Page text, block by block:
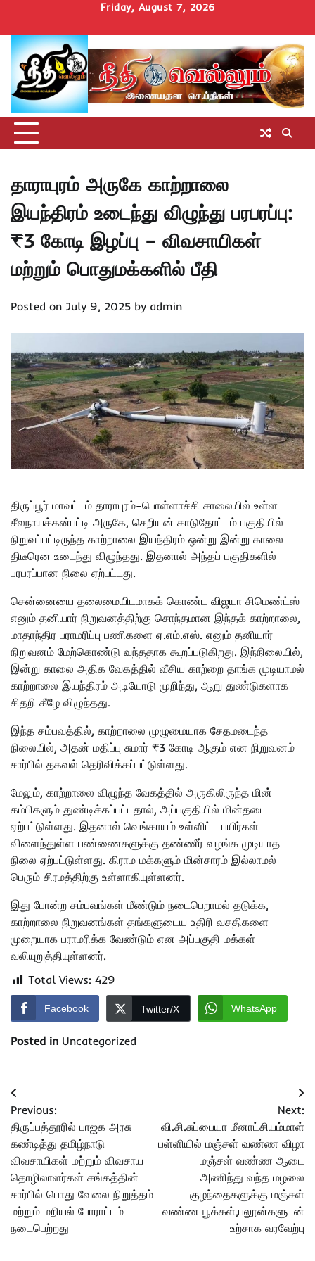
content
Friday, August 7, 2026
Homeசெய்திகள்
தமிழ்நாடுமாவட்டச்செய்திகள்
அரசியல்ஆன்மிகம்
சட்டம்
அறிவோம்
சினிமாUncategorized
தாராபுரம் அருகே காற்றாலை
இயந்திரம் உடைந்து விழுந்து பரபரப்பு:
₹3 கோடி இழப்பு – விவசாயிகள்
மற்றும் பொதுமக்களில் பீதி
Posted on July 9, 2025 by admin
திருப்பூர் மாவட்டம் தாராபுரம்–பொள்ளாச்சி சாலையில் உள்ள
சீலநாயக்கன்பட்டி அருகே, செறியன் காடுதோட்டம் பகுதியில்
நிறுவப்பட்டிருந்த காற்றாலை இயந்திரம் ஒன்று இன்று காலை
திடீரென உடைந்து விழுந்தது. இதனால் அந்தப் பகுதிகளில்
பரபரப்பான நிலை ஏற்பட்டது.
சென்னையை தலைமையிடமாகக் கொண்ட விஜயா சிமெண்ட்ஸ்
எனும் தனியார் நிறுவனத்திற்கு சொந்தமான இந்தக் காற்றாலை,
மாதாந்திர பராமரிப்பு பணிகளை ஏ.எம்.எஸ். எனும் தனியார்
நிறுவனம் மேற்கொண்டு வந்ததாக கூறப்படுகிறது. இந்நிலையில்,
இன்று காலை அதிக வேகத்தில் வீசிய காற்றை தாங்க முடியாமல்
காற்றாலை இயந்திரம் அடியோடு முறிந்து, ஆறு துண்டுகளாக
சிதறி கீழே விழுந்தது.
இந்த சம்பவத்தில், காற்றாலை முழுமையாக சேதமடைந்த
நிலையில், அதன் மதிப்பு சுமார் ₹3 கோடி ஆகும் என நிறுவனம்
சார்பில் தகவல் தெரிவிக்கப்பட்டுள்ளது.
மேலும், காற்றாலை விழுந்த வேகத்தில் அருகிலிருந்த மின்
கம்பிகளும் துண்டிக்கப்பட்டதால், அப்பகுதியில் மின்தடை
ஏற்பட்டுள்ளது. இதனால் வெங்காயம் உள்ளிட்ட பயிர்கள்
விளைந்துள்ள பண்ணைகளுக்கு தண்ணீர் வழங்க முடியாத
நிலை ஏற்பட்டுள்ளது. கிராம மக்களும் மின்சாரம் இல்லாமல்
பெரும் சிரமத்திற்கு உள்ளாகியுள்ளனர்.
இது போன்ற சம்பவங்கள் மீண்டும் நடைபெறாமல் தடுக்க,
காற்றாலை நிறுவனங்கள் தங்களுடைய உதிரி வசதிகளை
முறையாக பராமரிக்க வேண்டும் என அப்பகுதி மக்கள்
வலியுறுத்தியுள்ளனர்.
Total Views: 429
Facebook Twitter/X WhatsApp
Posted in Uncategorized
Post
navigation
Previous:
திருப்பத்தூரில் பாஜக அரசு
கண்டித்து தமிழ்நாடு
விவசாயிகள் மற்றும் விவசாய
தொழிலாளர்கள் சங்கத்தின்
சார்பில் பொது வேலை நிறுத்தம்
மற்றும் மறியல் போராட்டம்
நடைபெற்றது
Next:
வி.சி.சுப்பையா மீனாட்சியம்மாள்
பள்ளியில் மஞ்சள் வண்ண விழா
மஞ்சள் வண்ண ஆடை
அணிந்து வந்த மழலை
குழந்தைகளுக்கு மஞ்சள்
வண்ண பூக்கள்,பலூன்களுடன்
உற்சாக வரவேற்பு